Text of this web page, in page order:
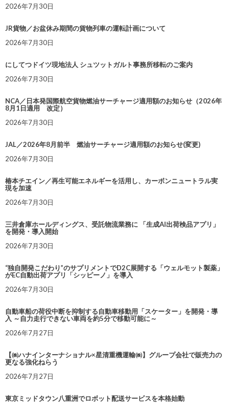
2026年7月30日
JR貨物／お盆休み期間の貨物列車の運転計画について
2026年7月30日
にしてつドイツ現地法人 シュツットガルト事務所移転のご案内
2026年7月30日
NCA／日本発国際航空貨物燃油サーチャージ適用額のお知らせ（2026年
8月1日適用 改定）
2026年7月30日
JAL／2026年8月前半 燃油サーチャージ適用額のお知らせ(変更)
2026年7月30日
椿本チエイン／再生可能エネルギーを活用し、カーボンニュートラル実
現を加速
2026年7月30日
三井倉庫ホールディングス、受託物流業務に 「生成AI出荷検品アプリ」
を開発・導入開始
2026年7月30日
“独自開発こだわり”のサプリメントでD2C展開する「ウェルモット製薬」
がEC自動出荷アプリ「シッピーノ」を導入
2026年7月30日
自動車船の荷役中断を抑制する自動車移動用「スケーター」を開発・導
入 ～自力走行できない車両を約5分で移動可能に～
2026年7月27日
【㈱ハナインターナショナル×星清重機運輸㈱】グループ会社で販売力の
更なる強化ねらう
2026年7月27日
東京ミッドタウン八重洲でロボット配送サービスを本格始動